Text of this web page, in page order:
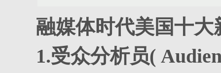
融媒体时代美国十大
1.受众分析员(